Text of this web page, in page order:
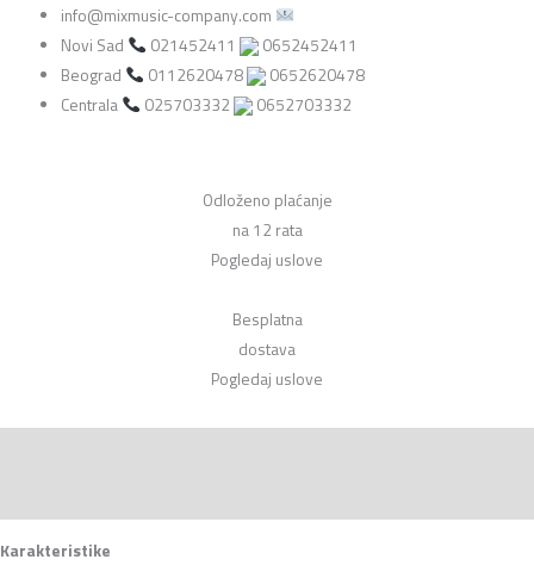
Pack
Ultra-
info@mixmusic-company.com
Novi Sad
021452411
0652452411
Beograd
0112620478
0652620478
Centrala
025703332 0652703332
Odloženo plaćanje
na 12 rata
Pogledaj uslove
Besplatna
dostava
Pogledaj uslove
Karakteristike